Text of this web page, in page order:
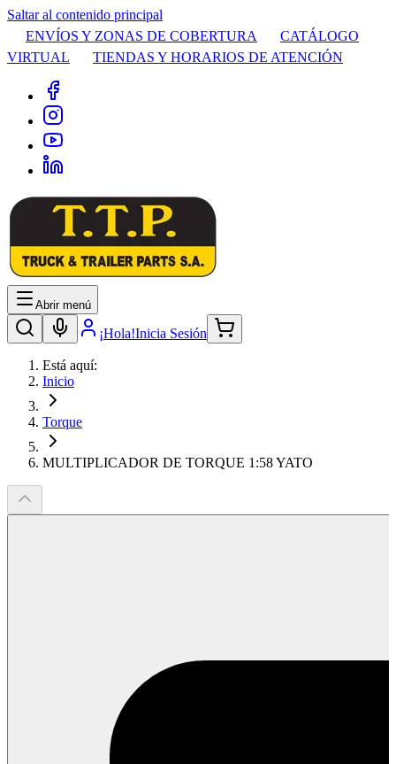
Saltar al contenido principal
ENVÍOS Y ZONAS DE COBERTURA
CATÁLOGO
VIRTUAL
TIENDAS Y HORARIOS DE ATENCIÓN
Abrir menú
¡Hola!Inicia Sesión
Está aquí:
Inicio
Torque
MULTIPLICADOR DE TORQUE 1:58 YATO